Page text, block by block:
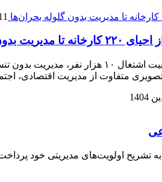
11 بهمن
بحران‌ها
استاندار آذربایجان‌شرقی در یک نشست خبری صریح،
متفاوت از مدیریت اقتصادی،
اولویت‌های مدیریتی خود